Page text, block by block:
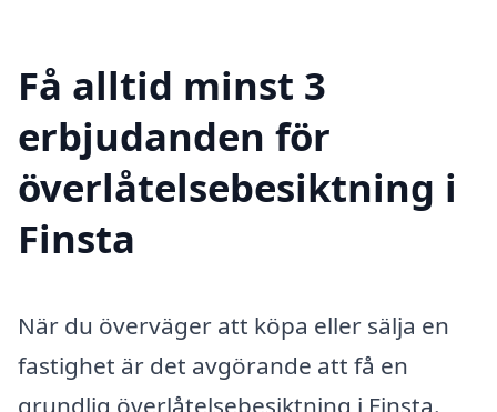
Få alltid minst 3
erbjudanden för
överlåtelsebesiktning i
Finsta
När du överväger att köpa eller sälja en
fastighet är det avgörande att få en
grundlig överlåtelsebesiktning i Finsta.